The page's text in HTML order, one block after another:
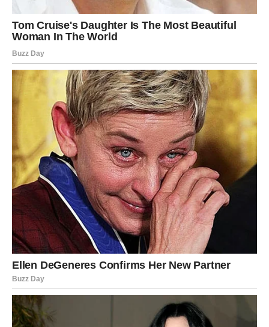
Prijedlog za serviranje: Ovo jelo možete poslužiti uz
pečeni odrezak, piletinuili
opciju, krumpir može biti samostalan obrok uz salatu ili uz
dodatak kiselog vrhnja.
Pečeni krumpir sa sirom i začinimaje jednostavno jelo
koje se brzo priprema, a oduševljava bogatim okusom.
Savršen je izbor za brzu večeru ili prilog koji će
zasigurno impresionirati vašu obitelj i goste.
PREUZMITE BESPLATNO!
⋆ KNJIGA SA RECEPTIMA ⋆
Upiši svoj email i preuzmi BESPLATNU
knjigu s receptima! Uživaj u jednostavnim
i ukusnim jelima koja će osvojiti tvoje